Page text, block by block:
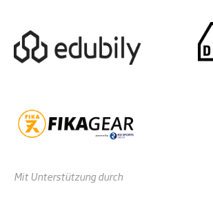
Mit Unterstützung durch